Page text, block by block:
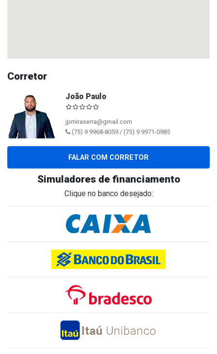
Corretor
João Paulo
jpmiraserra@gmail.com
(75) 9 9968-8059 / (75) 9 9971-0985
FALAR COM CORRETOR
Simuladores de financiamento
Clique no banco desejado: